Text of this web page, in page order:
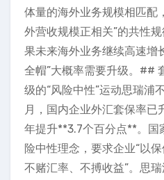
体量的海外业务规模相匹配
外营收规模正相关”的共性
果未来海外业务继续高速增
全帽”大概率需要升级。##
级的“风险中性”运动思瑞浦
月，国内企业外汇套保率
年提升**3.7个百分点**。国
险中性理念，要求企业“以
不赌汇率、不搏收益”。思